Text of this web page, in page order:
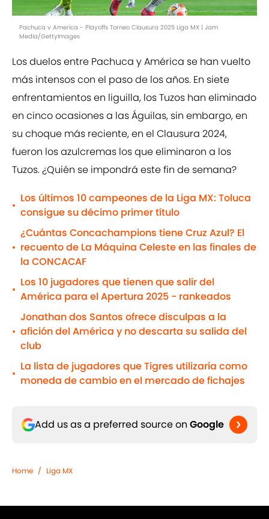
Pachuca v America - Playoffs Torneo Clausura 2025 Liga MX | Jam
Media/GettyImages
Los duelos entre Pachuca y América se han vuelto
más intensos con el paso de los años. En siete
enfrentamientos en liguilla, los Tuzos han eliminado
en cinco ocasiones a las Águilas, sin embargo, en
su choque más reciente, en el Clausura 2024,
fueron los azulcremas los que eliminaron a los
Tuzos. ¿Quién se impondrá este fin de semana?
•
Los últimos 10 campeones de la Liga MX: Toluca
consigue su décimo primer título
•
¿Cuántas Concachampions tiene Cruz Azul? El
recuento de La Máquina Celeste en las finales de
la CONCACAF
•
Los 10 jugadores que tienen que salir del
América para el Apertura 2025 - rankeados
•
Jonathan dos Santos ofrece disculpas a la
afición del América y no descarta su salida del
club
•
La lista de jugadores que Tigres utilizaría como
moneda de cambio en el mercado de fichajes
Add us as a preferred source on Google
Home / Liga MX